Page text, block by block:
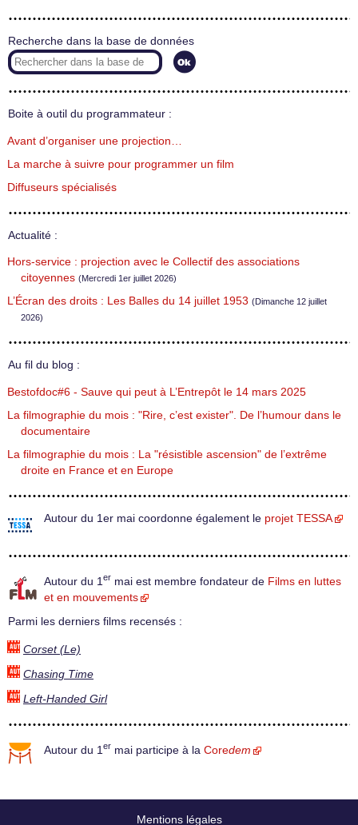
Recherche dans la base de données
Boite à outil du programmateur :
Avant d’organiser une projection…
La marche à suivre pour programmer un film
Diffuseurs spécialisés
Actualité :
Hors-service : projection avec le Collectif des associations
citoyennes (Mercredi 1er juillet 2026)
L’Écran des droits : Les Balles du 14 juillet 1953 (Dimanche 12 juillet
2026)
Au fil du blog :
Bestofdoc#6 - Sauve qui peut à L’Entrepôt le 14 mars 2025
La filmographie du mois : "Rire, c’est exister". De l’humour dans le
documentaire
La filmographie du mois : La "résistible ascension" de l’extrême
droite en France et en Europe
Autour du 1er mai coordonne également le projet TESSA
Autour du 1 er mai est membre fondateur de Films en luttes
et en mouvements
Parmi les derniers films recensés :
Corset (Le)
Chasing Time
Left-Handed Girl
Autour du 1 er mai participe à la Coredem
Mentions légales